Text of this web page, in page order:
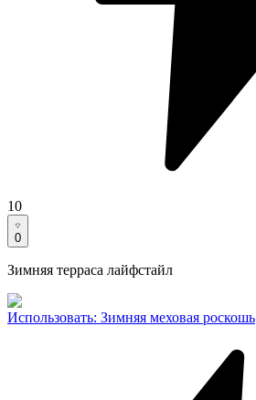
10
0
Зимняя терраса лайфстайл
Использовать: Зимняя меховая роскошь